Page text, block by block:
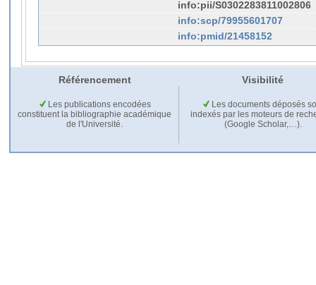
info:pii/S0302283811002806
info:scp/79955601707
info:pmid/21458152
Référencement Visibilité
Les publications encodées
constituent la bibliographie académique
de l'Université.
Les documents déposés
indexés par les moteurs de
(Google Scholar,…).